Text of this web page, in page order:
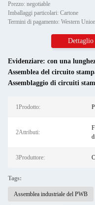
Prezzo: negotiable
Imballaggi particolari: Cartone
Termini di pagamento: Western
Dettaglio
Evidenziare: con una
Assemblea del circuito
Assemblaggio di circuiti
1Prodotto:
2Attributi:
3Produttore:
Tags:
Assemblea industriale del PWB